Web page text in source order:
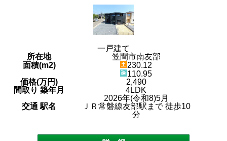
一戸建て
所在地
笠間市南友部
面積(m2)
230.12
110.95
価格(万円)
2,490
間取り 築年月
4LDK
2026年(令和8)5月
交通 駅名
ＪＲ常磐線友部駅まで 徒歩10
分